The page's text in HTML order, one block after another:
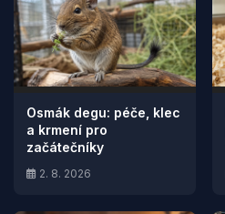
Osmák degu: péče, klec
a krmení pro
začátečníky
2. 8. 2026